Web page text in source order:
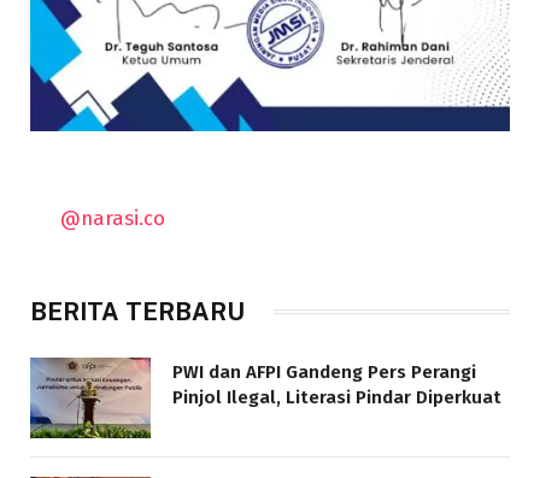
@narasi.co
BERITA TERBARU
PWI dan AFPI Gandeng Pers Perangi
Pinjol Ilegal, Literasi Pindar Diperkuat